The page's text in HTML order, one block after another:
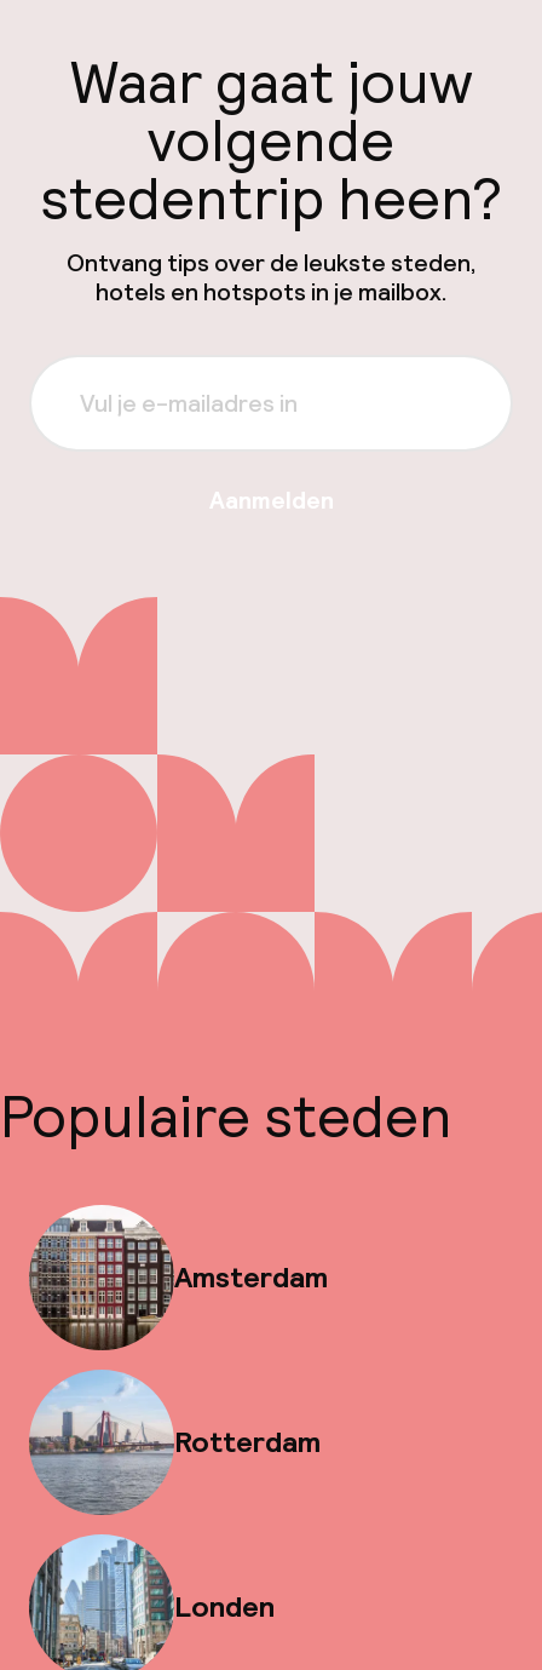
Waar gaat jouw
volgende
stedentrip heen?
Ontvang tips over de leukste steden,
hotels en hotspots in je mailbox.
Aanmelden
Populaire steden
Amsterdam
Rotterdam
Londen